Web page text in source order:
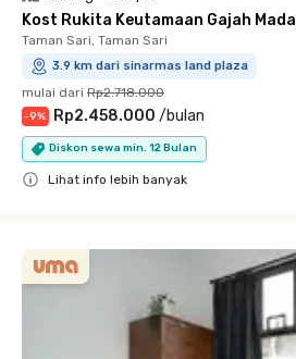
Kost Rukita Keutamaan Gajah Mada
Taman Sari, Taman Sari
3.9 km dari sinarmas land plaza
mulai dari Rp2.718.000
-9% Rp2.458.000 /bulan
Diskon sewa min. 12 Bulan
Lihat info lebih banyak